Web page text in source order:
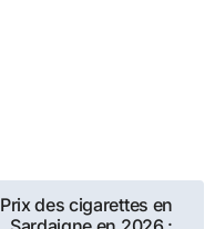
Prix des cigarettes en